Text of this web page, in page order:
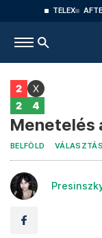
TELEX
Menetelés
BELFÖLD